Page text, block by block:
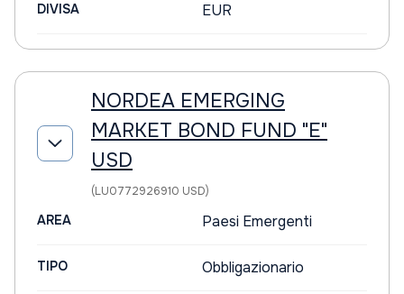
DIVISA EUR
NORDEA EMERGING
MARKET BOND FUND "E"
USD
(LU0772926910 USD)
AREA Paesi Emergenti
TIPO Obbligazionario